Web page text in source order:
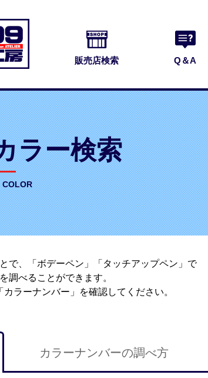
販売店検索 Q＆A
ラー検索
COLOR
で、「ボデーペン」「タッチアップペン」で
調べることができます。
ラーナンバー」を確認してください。
カラーナンバーの調べ方